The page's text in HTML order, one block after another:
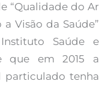
“Qualidade do Ar
Visão da Saúde”
Saúde e
que em 2015 a
tenha